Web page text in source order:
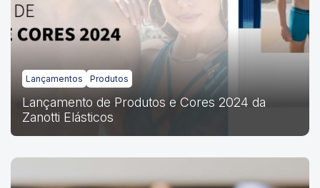
Lançamentos Produtos
Lançamento de Produtos e Cores 2024 da
Zanotti Elásticos